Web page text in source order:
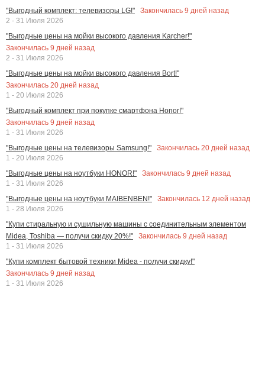
"Выгодный комплект: телевизоры LG!"
Закончилась 9 дней назад
2 - 31 Июля 2026
"Выгодные цены на мойки высокого давления Karcher!"
Закончилась 9 дней назад
2 - 31 Июля 2026
"Выгодные цены на мойки высокого давления Bort!"
Закончилась 20 дней назад
1 - 20 Июля 2026
"Выгодный комплект при покупке смартфона Honor!"
Закончилась 9 дней назад
1 - 31 Июля 2026
"Выгодные цены на телевизоры Samsung!"
Закончилась 20 дней назад
1 - 20 Июля 2026
"Выгодные цены на ноутбуки HONOR!"
Закончилась 9 дней назад
1 - 31 Июля 2026
"Выгодные цены на ноутбуки MAIBENBEN!"
Закончилась 12 дней назад
1 - 28 Июля 2026
"Купи стиральную и сушильную машины с соединительным элементом
Midea, Toshiba — получи скидку 20%!"
Закончилась 9 дней назад
1 - 31 Июля 2026
"Купи комплект бытовой техники Midea - получи скидку!"
Закончилась 9 дней назад
1 - 31 Июля 2026